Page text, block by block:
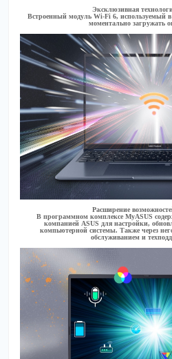
Эксклюзивная
Встроенный модуль Wi-Fi 6, используемый в
моментально загружать
Расширение
В программном комплексе MyASUS
компанией ASUS для настройки,
компьютерной системы. Также через
обслуживанием и